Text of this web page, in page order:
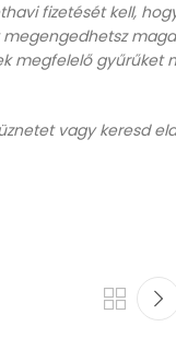
fizetését kell,
megfelelő
vagy keresd